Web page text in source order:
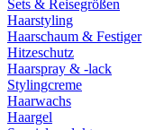
Sets & Reisegrößen
Haarstyling
Haarschaum & Festiger
Hitzeschutz
Haarspray & -lack
Stylingcreme
Haarwachs
Haargel